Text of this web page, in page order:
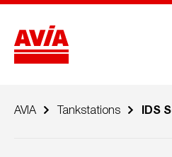
AVIA Tankstations IDS